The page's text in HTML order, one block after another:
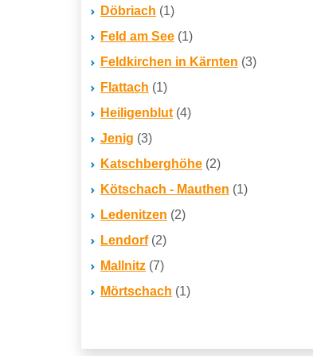
Döbriach (1)
Feld am See (1)
Feldkirchen in Kärnten (3)
Flattach (1)
Heiligenblut (4)
Jenig (3)
Katschberghöhe (2)
Kötschach - Mauthen (1)
Ledenitzen (2)
Lendorf (2)
Mallnitz (7)
Mörtschach (1)